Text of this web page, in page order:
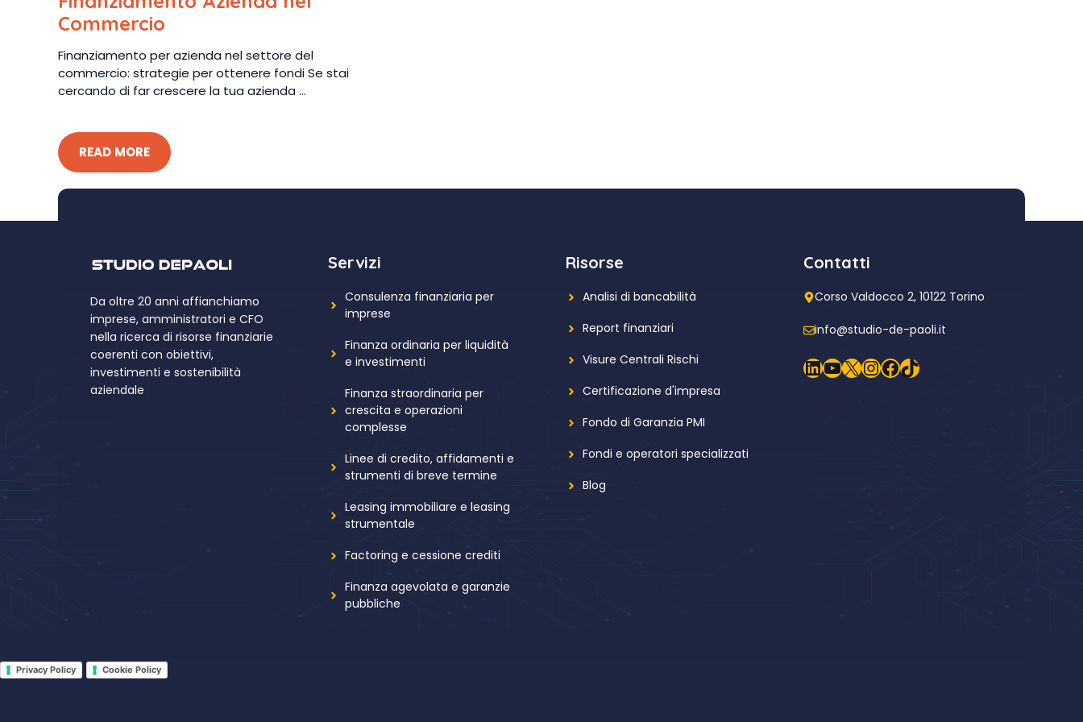
Commercio
Finanziamento per azienda nel settore del
commercio: strategie per ottenere fondi Se stai
cercando di far crescere la tua azienda ...
READ MORE
Da oltre 20 anni affianchiamo
imprese, amministratori e CFO
nella ricerca di risorse finanziarie
coerenti con obiettivi,
investimenti e sostenibilità
aziendale
Servizi
Consulenza finanziaria per
imprese
Finanza ordinaria per liquidità
e investimenti
Finanza straordinaria per
crescita e operazioni
complesse
Linee di credito, affidamenti e
strumenti di breve termine
Leasing immobiliare e leasing
strumentale
Factoring e cessione crediti
Finanza agevolata e garanzie
pubbliche
Risorse
Analisi di bancabilità
Report finanziari
Visure Centrali Rischi
Certificazione d'impresa
Fondo di Garanzia PMI
Fondi e operatori specializzati
Blog
Contatti
Corso Valdocco 2, 10122 Torino
info@studio-de-paoli.it
LinkedIn
YouTube
X Instagram
Facebook
TikTok
Privacy Policy Cookie Policy